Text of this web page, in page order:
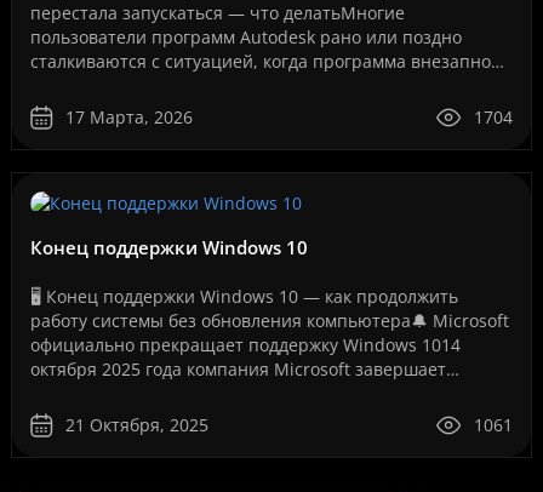
перестала запускаться — что делатьМногие
пользователи программ Autodesk рано или поздно
сталкиваются с ситуацией, когда программа внезапно
ошибке лицензии.Эт..
17 Марта, 2026 1704
Конец поддержки Windows 10
🖥️ Конец поддержки Windows 10 — как продолжить
работу системы без обновления компьютера🔔 Microsoft
официально прекращает поддержку Windows 1014
октября 2025 года компания Microsoft завершает
10. Это ..21 Октября, 2025 1061